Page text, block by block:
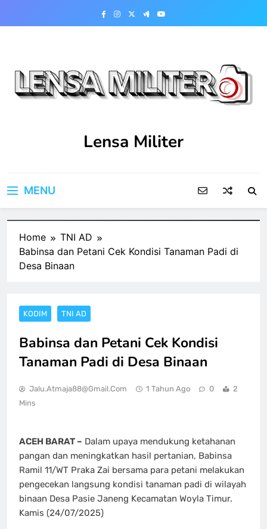
Lensa Militer
MENU
Home
TNI AD
Babinsa dan Petani Cek Kondisi Tanaman Padi di
Desa Binaan
KODIM TNI AD
Babinsa dan Petani Cek Kondisi
Tanaman Padi di Desa Binaan
Jalu.atmaja88@gmail.com 1 Tahun Ago 0
2
Mins
ACEH BARAT – Dalam upaya mendukung ketahanan
pangan dan meningkatkan hasil pertanian, Babinsa
Ramil 11/WT Praka Zai bersama para petani melakukan
pengecekan langsung kondisi tanaman padi di wilayah
binaan Desa Pasie Janeng Kecamatan Woyla Timur.
Kamis (24/07/2025)